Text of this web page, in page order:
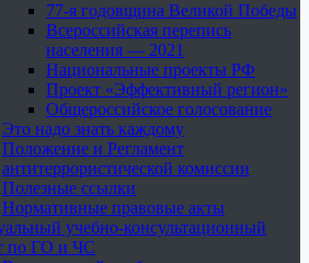
77-я годовщина Великой Победы
Всероссийская перепись
населения — 2021
Национальные проекты РФ
Проект «Эффективный регион»
Общероссийское голосование
Это надо знать каждому
Положение и Регламент
антитеррористической комиссии
Полезные ссылки
Нормативные правовые акты
учебно-консультационный
по ГО и ЧС